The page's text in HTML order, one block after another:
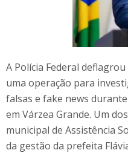
A Polícia Federal
uma operação para
falsas e fake news
em Várzea Grande. Um
municipal de Assistência
da gestão da prefeita